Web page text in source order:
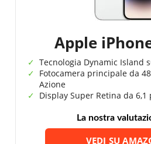
Apple
Tecnologia Dynamic Island
Fotocamera principale da
Azione
Display Super Retina da 6,1
La nostra
VEDI SU